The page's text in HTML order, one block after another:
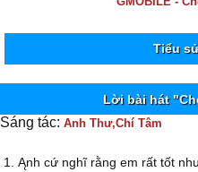
Tiểu
Lời bài hát
Sáng tác: Anh Thư,Chí Tâm
1. Ąnh cứ nghĩ rằng em rất tốt